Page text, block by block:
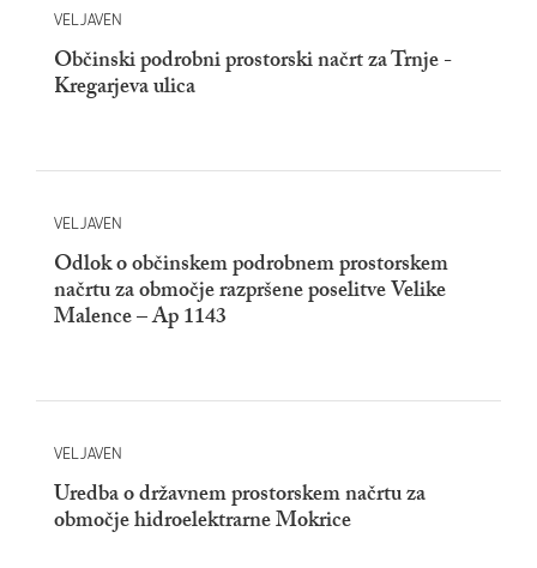
VELJAVEN
Občinski podrobni prostorski načrt za Trnje -
Kregarjeva ulica
VELJAVEN
Odlok o občinskem podrobnem prostorskem
načrtu za območje razpršene poselitve Velike
Malence – Ap 1143
VELJAVEN
Uredba o državnem prostorskem načrtu za
območje hidroelektrarne Mokrice